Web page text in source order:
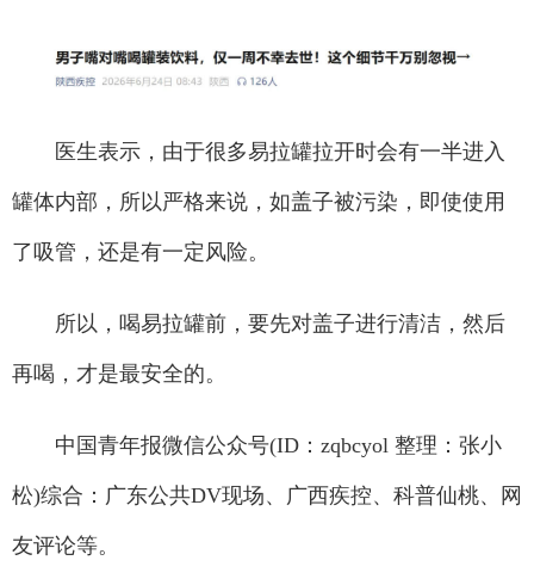
医生表示，由于很多易拉罐拉开时会有一半进入
罐体内部，所以严格来说，如盖子被污染，即使使用
了吸管，还是有一定风险。
所以，喝易拉罐前，要先对盖子进行清洁，然后
再喝，才是最安全的。
中国青年报微信公众号(ID：zqbcyol 整理：张小
松)综合：广东公共DV现场、广西疾控、科普仙桃、网
友评论等。